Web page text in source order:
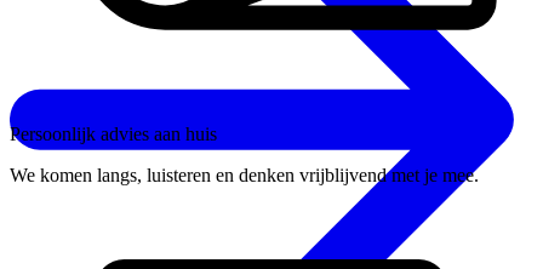
Persoonlijk advies aan huis
We komen langs, luisteren en denken vrijblijvend met je mee.